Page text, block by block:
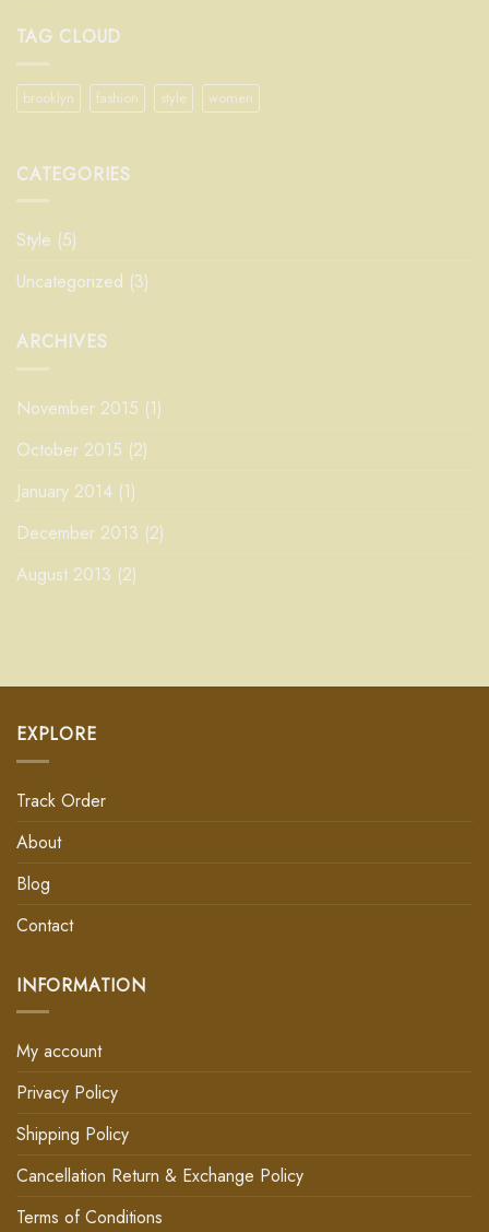
TAG CLOUD
brooklyn fashion style women
CATEGORIES
Style (5)
Uncategorized (3)
ARCHIVES
November 2015 (1)
October 2015 (2)
January 2014 (1)
December 2013 (2)
August 2013 (2)
EXPLORE
Track Order
About
Blog
Contact
INFORMATION
My account
Privacy Policy
Shipping Policy
Cancellation Return & Exchange Policy
Terms of Conditions